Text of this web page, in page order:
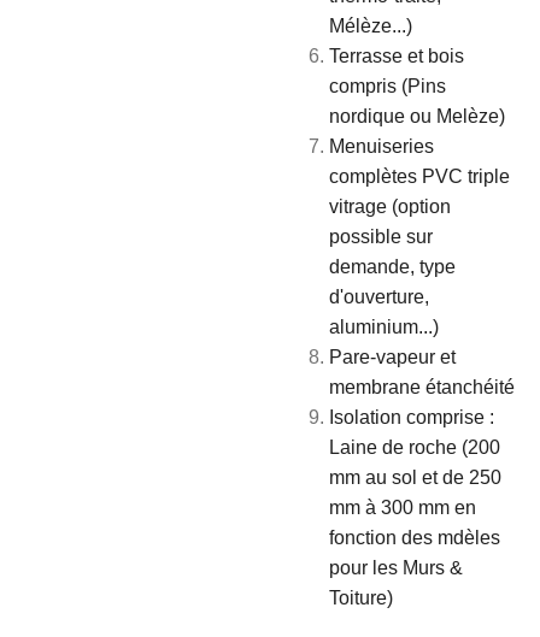
Mélèze...)
Terrasse et bois
compris (Pins
nordique ou Melèze)
Menuiseries
complètes PVC triple
vitrage (option
possible sur
demande, type
d'ouverture,
aluminium...)
Pare-vapeur et
membrane étanchéité
Isolation comprise :
Laine de roche (200
mm au sol et de 250
mm à 300 mm en
fonction des mdèles
pour les Murs &
Toiture)